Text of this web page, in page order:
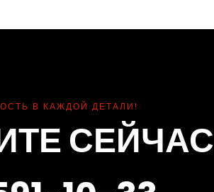
В КАЖДОЙ ДЕТАЛИ!
СЕЙЧАС